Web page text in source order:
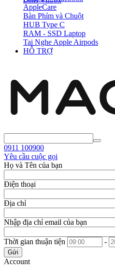
AppleCare
Bàn Phím và Chuột
HUB Type C
RAM - SSD Laptop
Tai Nghe Apple Airpods
HỖ TRỢ
0911 100900
Yêu cầu cuộc gọi
Họ và Tên của bạn
Điện thoại
Địa chỉ
Nhập địa chỉ email của bạn
Thời gian thuận tiện -
Gửi
Account